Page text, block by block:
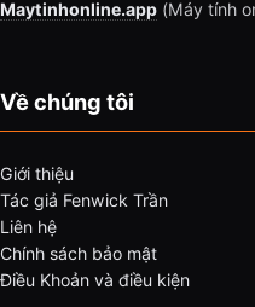
Maytinhonline.app (Máy tính
Về chúng tôi
Giới thiệu
Tác giả Fenwick Trần
Liên hệ
Chính sách bảo mật
Điều Khoản và điều kiện